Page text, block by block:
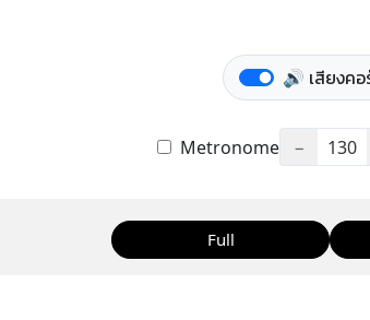
🔊 เสียงคอ
Metronome − 130
Full